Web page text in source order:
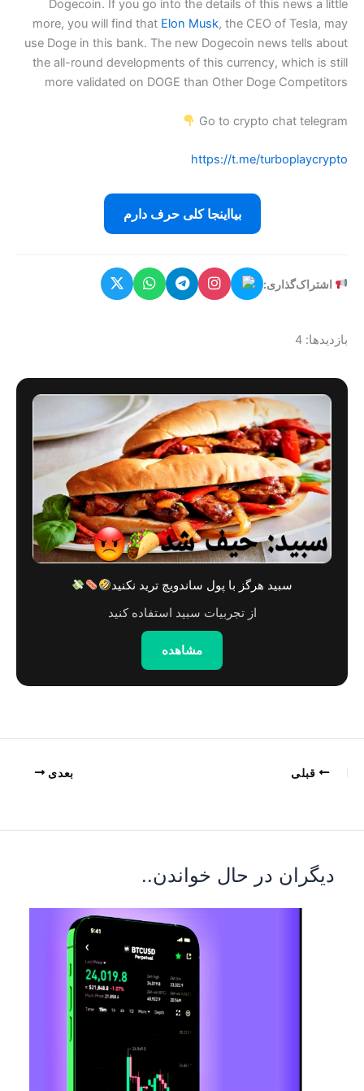
Dogecoin. If you go into the details of this news a little
more, you will find that Elon Musk, the CEO of Tesla, may
use Doge in this bank. The new Dogecoin news tells about
the all-round developments of this currency, which is still
more validated on DOGE than Other Doge Competitors
Go to crypto chat telegram
https://t.me/turboplaycrypto
بیااینجا کلی حرف دارم
اشتراک‌گذاری:
بازدیدها: 4
سبید هرگز با پول ساندویچ ترید نکنید
از تجربیات سبید استفاده کنید
مشاهده
قبلی بعدی
دیگران در حال خواندن..